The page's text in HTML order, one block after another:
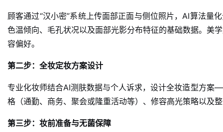
顾客通过“汉小密”系统上传面部正面与侧位照片，AI算法量
色温倾向、毛孔状况以及面部光影分布特征的基础数据。美
容偏好。
第二步：全妆定妆方案设计
专业化妆师结合AI测肤数据与个人诉求，设计全妆造型方
格（通勤、商务、聚会或隆重活动等）、修容高光策略以及
第三步：妆前准备与无菌保障